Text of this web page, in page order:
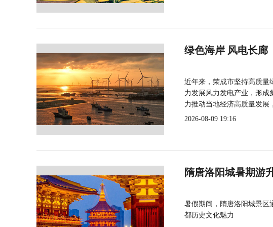
绿色海岸 风电长廊
近年来，荣成市坚持高质量
力发展风力发电产业，形成
力推动当地经济高质量发展
2026-08-09 19:16
隋唐洛阳城暑期游
暑假期间，隋唐洛阳城景区
都历史文化魅力